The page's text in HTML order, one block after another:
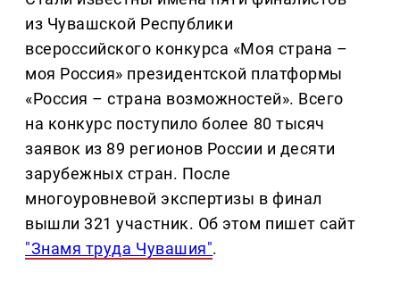
из Чувашской Республики
всероссийского конкурса «Моя страна –
моя Россия» президентской платформы
«Россия – страна возможностей». Всего
на конкурс поступило более 80 тысяч
заявок из 89 регионов России и десяти
зарубежных стран. После
многоуровневой экспертизы в финал
вышли 321 участник. Об этом пишет сайт
"Знамя труда Чувашия".